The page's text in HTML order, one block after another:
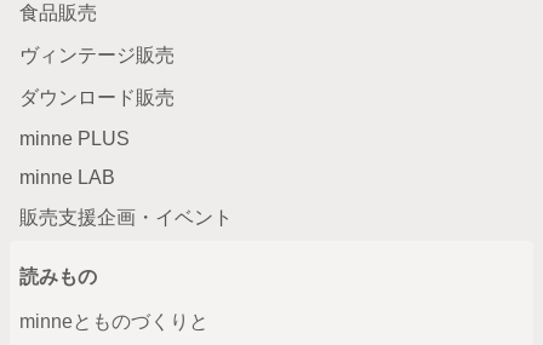
食品販売
ヴィンテージ販売
ダウンロード販売
minne PLUS
minne LAB
販売支援企画・イベント
読みもの
minneとものづくりと